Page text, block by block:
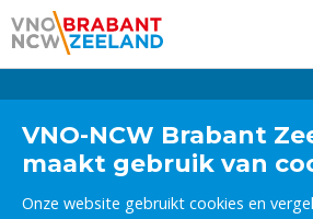
VNO-NCW Brabant
maakt gebruik van
Onze website gebruikt cookies en